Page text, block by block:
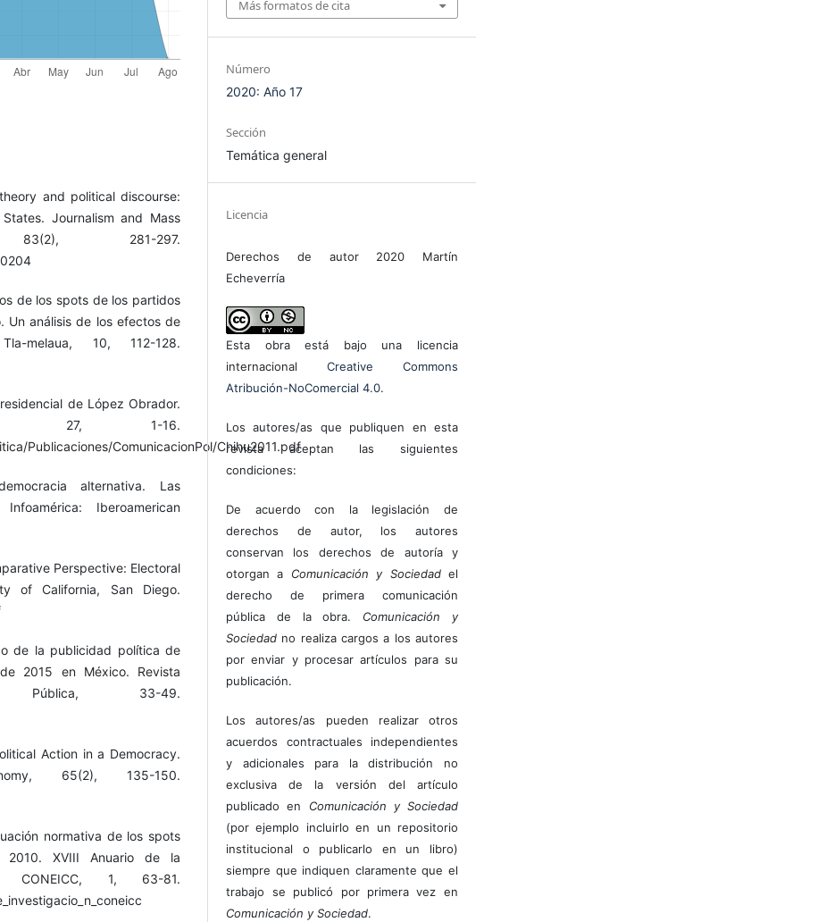
and political discourse:
Journalism and Mass
83(2), 281-297.
de los spots de los partidos
Un análisis de los efectos de
melaua, 10, 112-128.
de López Obrador.
27, 1-16.
Publicaciones/ComunicacionPol/Chihu2011.pdf
alternativa. Las
Iberoamerican
Perspective: Electoral
of California, San Diego.
de la publicidad política de
2015 en México. Revista
33-49.
Action in a Democracy.
65(2), 135-150.
normativa de los spots
XVIII Anuario de la
CONEICC, 1, 63-81.
Más formatos de cita
Número
2020: Año 17
Sección
Temática general
Licencia
Derechos de autor 2020 Martín
Echeverría
Esta obra está bajo una licencia
internacional Creative Commons
Atribución-NoComercial 4.0.
Los autores/as que publiquen en esta
revista aceptan las siguientes
condiciones:
De acuerdo con la legislación de
derechos de autor, los autores
conservan los derechos de autoría y
otorgan a Comunicación y Sociedadel
derecho de primera comunicación
pública de la obra. Comunicación y
Sociedad no realiza cargos a los autores
por enviar y procesar artículos para su
publicación.
Los autores/as pueden realizar otros
acuerdos contractuales independientes
y adicionales para la distribución no
exclusiva de la versión del artículo
publicado en Comunicación y Sociedad
(por ejemplo incluirlo en un repositorio
institucional o publicarlo en un libro)
siempre que indiquen claramente que el
trabajo se publicó por primera vez en
Comunicación y Sociedad.